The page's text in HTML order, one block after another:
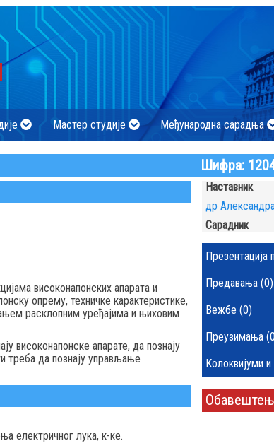
Мастер студије Међународна сарадња
Шифра:
високонапонских апарата и
опрему, техничке карактеристике,
расклопним уређајима и њиховим
високонапонске апарате, да познају
треба да познају управљање
електричног лука, к-ке.
Наставник
др Александра
Сарадник
Презентација
Предавања (0)
Вежбе (0)
Преузимања
Колоквијуми